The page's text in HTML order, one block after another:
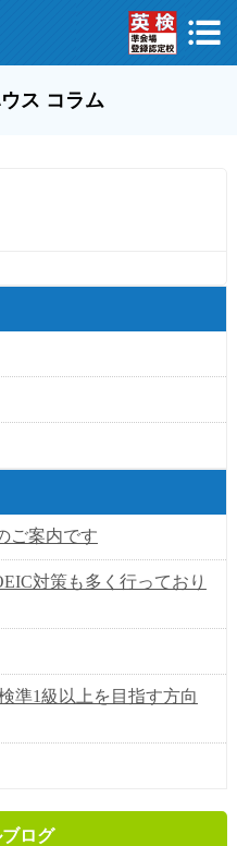
ス コラム
ご案内です
対策も多く行っており
準1級以上を目指す方向
ログ